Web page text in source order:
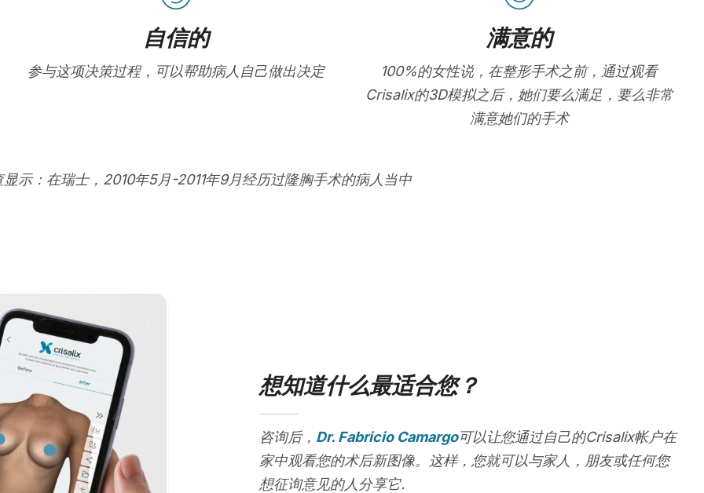
自信的
参与这项决策过程，可以帮助病人自己做出决定
满意的
100%的女性说，在整形手术之前，通过观看
Crisalix的3D模拟之后，她们要么满足，要么非常
满意她们的手术
示：在瑞士，2010年5月-2011年9月经历过隆胸手术的病人当中
想知道什么最适合您？
咨询后， Dr. Fabricio Camargo可以让您通过自己的Crisalix帐户在
家中观看您的术后新图像。这样，您就可以与家人，朋友或任何您
想征询意见的人分享它.